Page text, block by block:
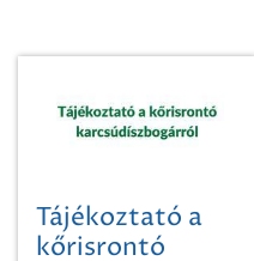
Tájékoztató a
kőrisrontó